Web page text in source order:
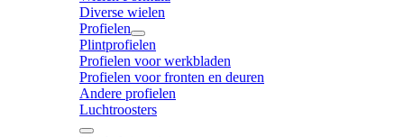
Diverse wielen
Profielen
Plintprofielen
Profielen voor werkbladen
Profielen voor fronten en deuren
Andere profielen
Luchtroosters